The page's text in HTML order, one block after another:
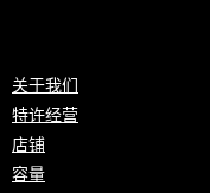
关于我们
特许经营
店铺
容量